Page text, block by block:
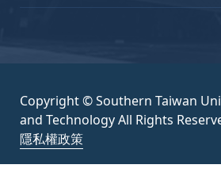
Copyright © Southern Taiwan
and Technology All Rights
隱私權政策